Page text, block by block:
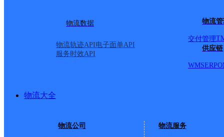
物流数据
物流轨迹API电子面单API
服务时效API
物流
交付管理
供应链
WMSERP
物流大全
物流公司 物流服务